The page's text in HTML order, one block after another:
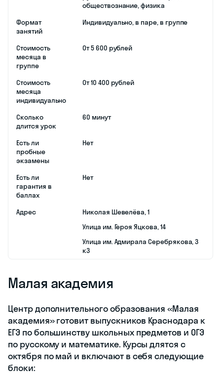
обществознание, физика
Формат
занятий
Индивидуально, в паре, в группе
Стоимость
месяца в
группе
От 5 600 рублей
Стоимость
месяца
индивидуально
От 10 400 рублей
Сколько
длится урок
60 минут
Есть ли
пробные
экзамены
Нет
Есть ли
гарантия в
баллах
Нет
Адрес
​Николая Шевелёва, 1
​Улица им. Героя Яцкова, 14
​Улица им. Адмирала Серебрякова, 3
к3
Малая академия
Центр дополнительного образования «Малая
академия» готовит выпускников Краснодара к
ЕГЭ по большинству школьных предметов и ОГЭ
по русскому и математике. Курсы длятся с
октября по май и включают в себя следующие
блоки: